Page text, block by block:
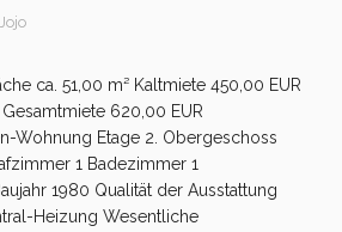
Jojo
ca. 51,00 m² Kaltmiete 450,00 EUR
620,00 EUR
Wohnung Etage 2. Obergeschoss
1 Badezimmer 1
1980 Qualität der Ausstattung
Heizung Wesentliche